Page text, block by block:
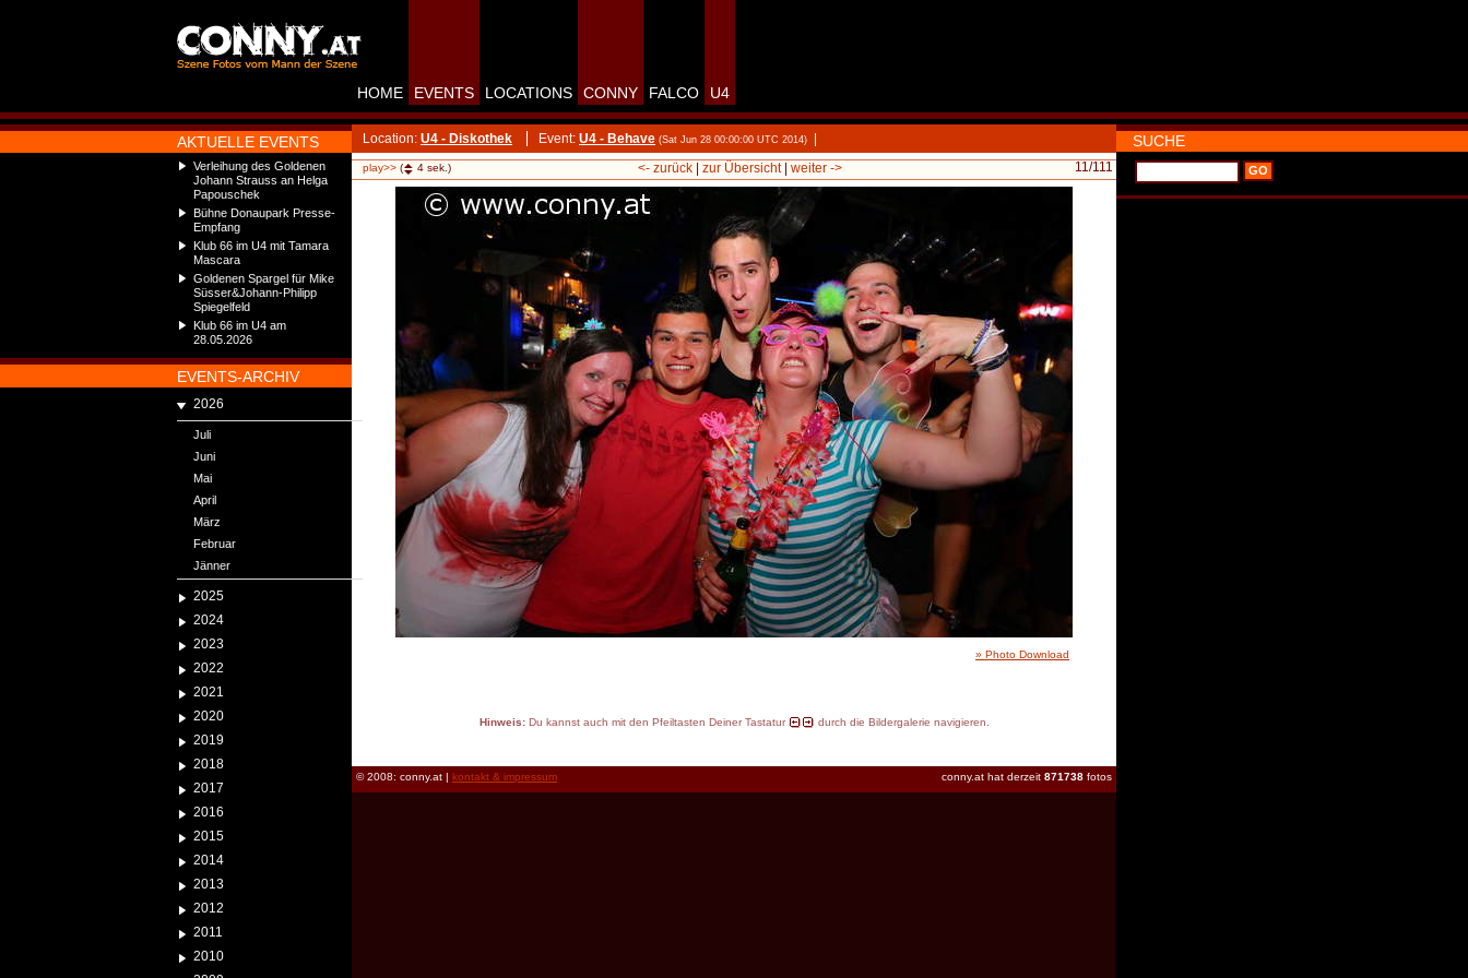
AKTUELLE EVENTS
Verleihung des Goldenen
Johann Strauss an Helga
Papouschek
Bühne Donaupark Presse-
Empfang
Klub 66 im U4 mit Tamara
Mascara
Goldenen Spargel für Mike
Süsser&Johann-Philipp
Spiegelfeld
Klub 66 im U4 am
28.05.2026
EVENTS-ARCHIV
2026
Juli
Juni
Mai
April
März
Februar
Jänner
2025
2024
2023
2022
2021
2020
2019
2018
2017
2016
2015
2014
2013
2012
2011
2010
HOME EVENTS LOCATIONS CONNY FALCO U4
Location: U4 - Diskothek Event: U4 - Behave (Sat Jun 28 00:00:00 UTC 2014)
play>> ( 4 sek.) 11/111
<- zurück| zur Übersicht| weiter ->
» Photo Download
Hinweis:Du kannst auch mit den Pfeiltasten Deiner Tastatur durch die Bildergalerie navigieren.
conny.at hat derzeit 871738 fotos
© 2008: conny.at | kontakt & impressum
SUCHE